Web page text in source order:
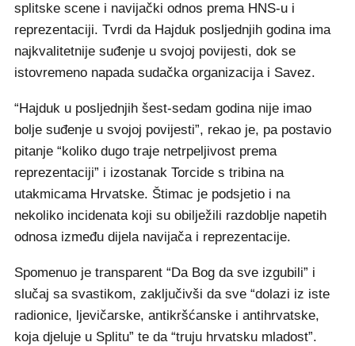
splitske scene i navijački odnos prema HNS-u i
reprezentaciji. Tvrdi da Hajduk posljednjih godina ima
najkvalitetnije suđenje u svojoj povijesti, dok se
istovremeno napada sudačka organizacija i Savez.
“Hajduk u posljednjih šest-sedam godina nije imao
bolje suđenje u svojoj povijesti”, rekao je, pa postavio
pitanje “koliko dugo traje netrpeljivost prema
reprezentaciji” i izostanak Torcide s tribina na
utakmicama Hrvatske. Štimac je podsjetio i na
nekoliko incidenata koji su obilježili razdoblje napetih
odnosa između dijela navijača i reprezentacije.
Spomenuo je transparent “Da Bog da sve izgubili” i
slučaj sa svastikom, zaključivši da sve “dolazi iz iste
radionice, ljevičarske, antikršćanske i antihrvatske,
koja djeluje u Splitu” te da “truju hrvatsku mladost”.